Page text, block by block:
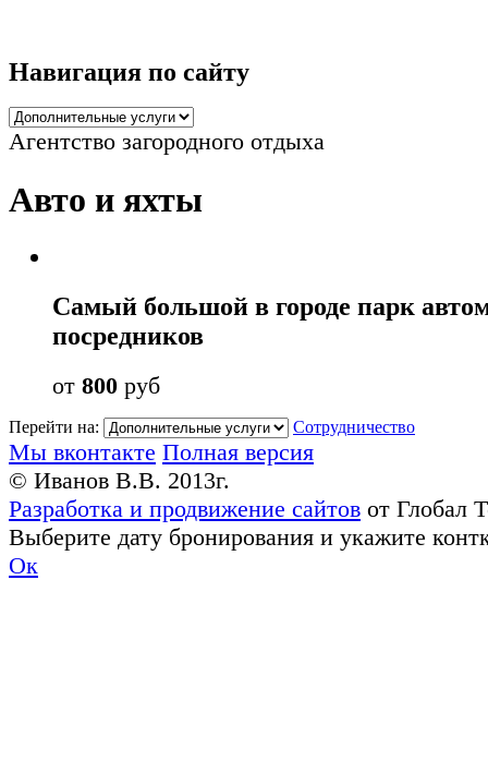
Навигация по сайту
Агентство загородного отдыха
Авто и яхты
Cамый большой в городе парк
посредников
от 800 руб
Перейти на: Сотрудничество
Мы вконтакте Полная версия
© Иванов В.В. 2013г.
Разработка и продвижение сайтов от Глобал
Выберите дату бронирования и укажите
Ок